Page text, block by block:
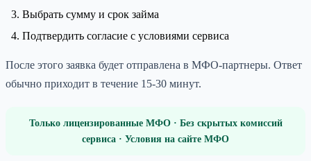
Выбрать сумму и срок займа
Подтвердить согласие с условиями сервиса
После этого заявка будет отправлена в МФО-партнеры. Ответ
обычно приходит в течение 15-30 минут.
Только лицензированные МФО · Без скрытых комиссий
сервиса · Условия на сайте МФО